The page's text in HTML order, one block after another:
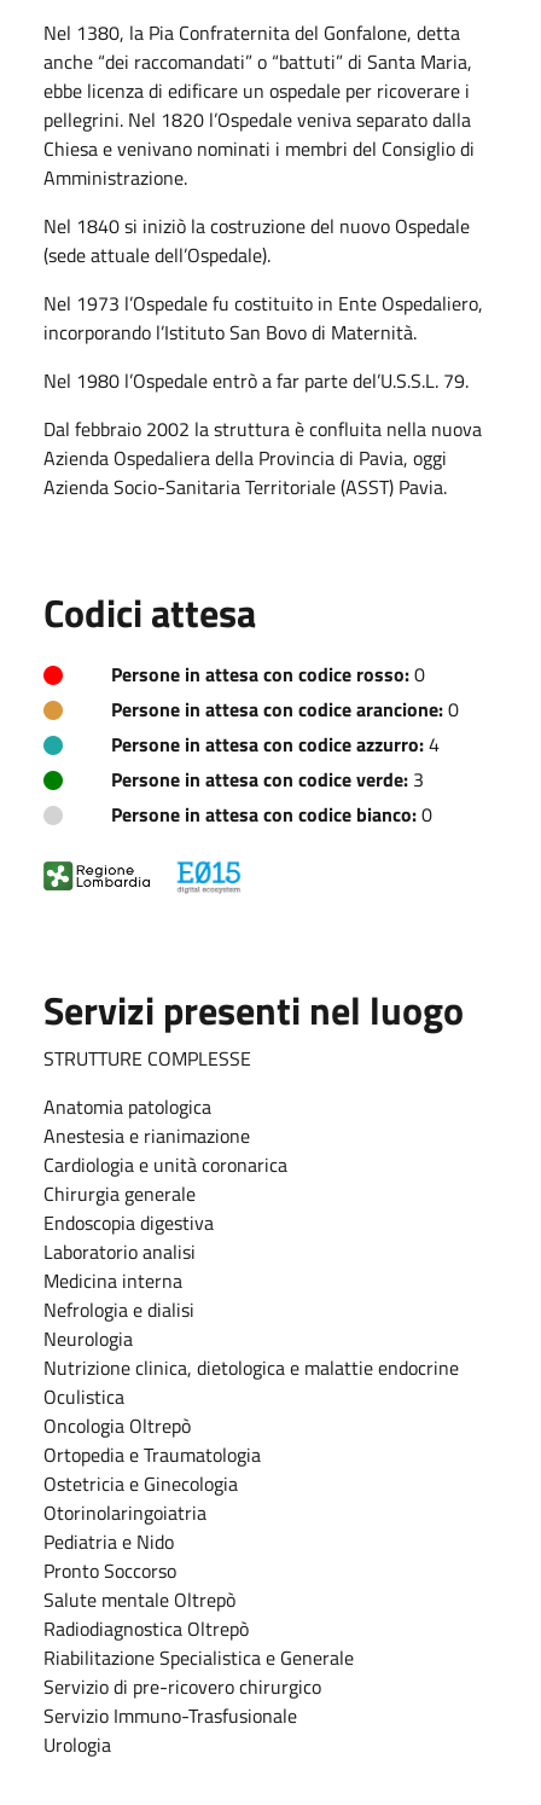
Nel 1380, la Pia Confraternita del Gonfalone, detta
anche “dei raccomandati” o “battuti” di Santa Maria,
ebbe licenza di edificare un ospedale per ricoverare i
pellegrini. Nel 1820 l’Ospedale veniva separato dalla
Chiesa e venivano nominati i membri del Consiglio di
Amministrazione.
Nel 1840 si iniziò la costruzione del nuovo Ospedale
(sede attuale dell’Ospedale).
Nel 1973 l’Ospedale fu costituito in Ente Ospedaliero,
incorporando l’Istituto San Bovo di Maternità.
Nel 1980 l’Ospedale entrò a far parte del’U.S.S.L. 79.
Dal febbraio 2002 la struttura è confluita nella nuova
Azienda Ospedaliera della Provincia di Pavia, oggi
Azienda Socio-Sanitaria Territoriale (ASST) Pavia.
Codici attesa
Persone in attesa con codice rosso:0
Persone in attesa con codice arancione:0
Persone in attesa con codice azzurro:4
Persone in attesa con codice verde: 3
Persone in attesa con codice bianco:0
Servizi presenti nel luogo
STRUTTURE COMPLESSE
Anatomia patologica
Anestesia e rianimazione
Cardiologia e unità coronarica
Chirurgia generale
Endoscopia digestiva
Laboratorio analisi
Medicina interna
Nefrologia e dialisi
Neurologia
Nutrizione clinica, dietologica e malattie endocrine
Oculistica
Oncologia Oltrepò
Ortopedia e Traumatologia
Ostetricia e Ginecologia
Otorinolaringoiatria
Pediatria e Nido
Pronto Soccorso
Salute mentale Oltrepò
Radiodiagnostica Oltrepò
Riabilitazione Specialistica e Generale
Servizio di pre-ricovero chirurgico
Servizio Immuno-Trasfusionale
Urologia